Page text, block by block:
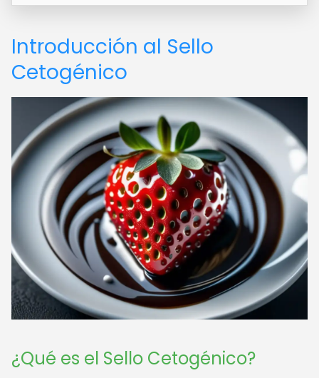
Introducción al Sello
Cetogénico
¿Qué es el Sello Cetogénico?